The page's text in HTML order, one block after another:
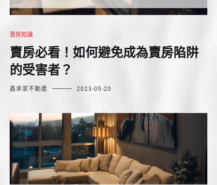
賣房知識
賣房必看！如何避免成為賣房陷阱
的受害者？
鑫承家不動產 2023-05-20